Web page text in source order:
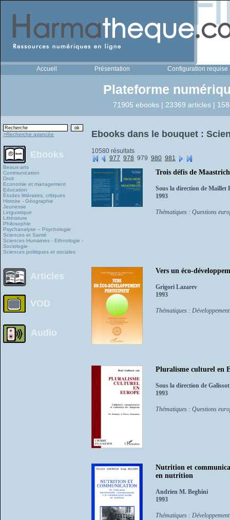
Accueil Présentation Configuration requise
Plateforme
71905 ebooks | 23369 articles |
>Recherche avancée
Ebooks
Beaux-arts
Communication
Droit
Economie et management
Education
Études littéraires, critiques
Histoire - Géographie
Jeunesse
Linguistique
Littérature
Philosophie
Psychanalyse – Psychologie
Sciences et Santé
Sciences Humaines - Ethnologie -
Sociologie
Sciences politiques et sociales
Articles
VOD
Audio
Ebooks dans le bouquet :
10580 résultats
977 978 979 980 981
Trois défis de
Sous la direction de Maillet
1993
Thématiques : Questions
Vers un éco-
Grigori Lazarev
1993
Thématiques : Développement
Pluralisme culturel en
Sous la direction de
1993
Thématiques : Questions
Nutrition et
en nutrition
Andrien M. Beghini
1993
Thématiques : Développement